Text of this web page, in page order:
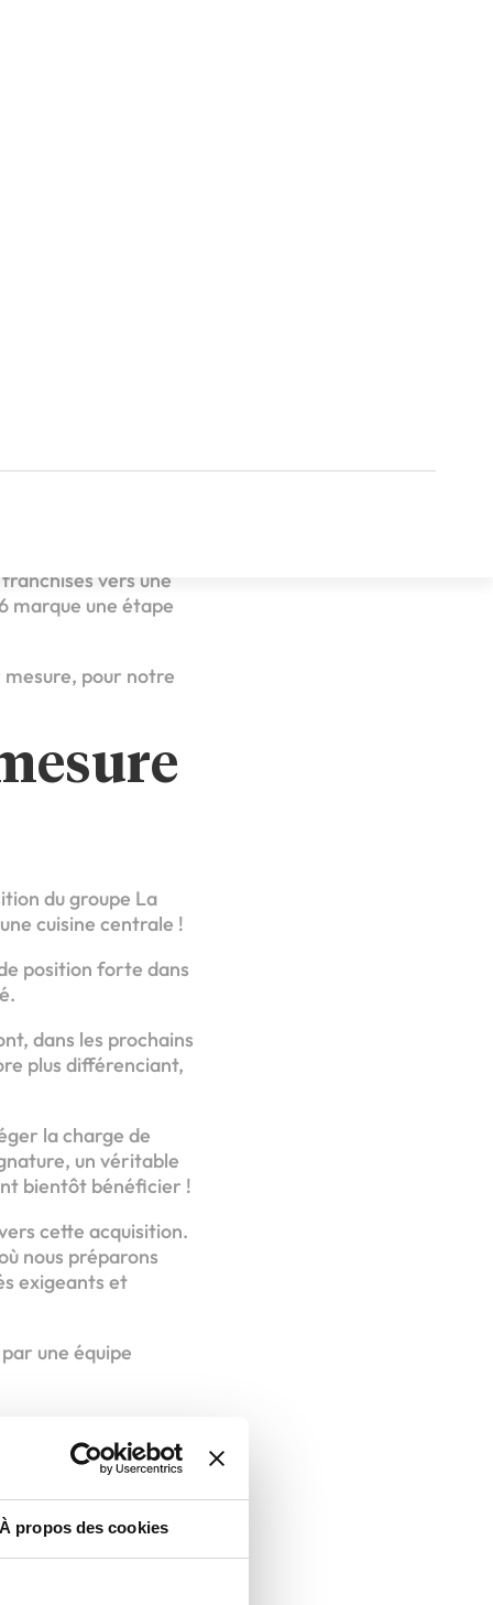
À propos des cookies
vers une
marque une étape
mesure, pour notre
du groupe La
cuisine centrale !
position forte dans
dans les prochains
plus différenciant,
la charge de
un véritable
bientôt bénéficier !
cette acquisition.
nous préparons
exigeants et
une équipe